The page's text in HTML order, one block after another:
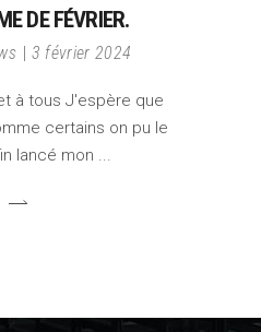
DE FÉVRIER.
3 février 2024
à tous J'espère que
certains on pu le
lancé mon